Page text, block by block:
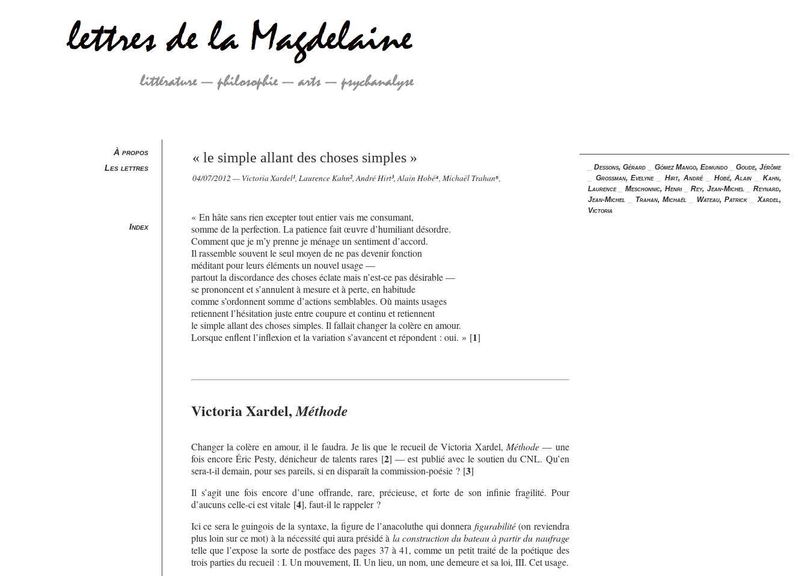
À propos
Les lettres
Index
« le simple allant des choses simples »
04/07/2012 — Victoria Xardel¹, Laurence Kahn², André Hirt³, Alain Hobé⁴ , Michaël Trahan⁵
« En hâte sans rien excepter tout entier vais me consumant,
somme de la perfection. La patience fait œuvre d’humiliant désordre.
Comment que je m’y prenne je ménage un sentiment d’accord.
Il rassemble souvent le seul moyen de ne pas devenir fonction
méditant pour leurs éléments un nouvel usage —
partout la discordance des choses éclate mais n’est-ce pas désirable —
se prononcent et s’annulent à mesure et à perte, en habitude
comme s’ordonnent somme d’actions semblables. Où maints usages
retiennent l’hésitation juste entre coupure et continu et retiennent
le simple allant des choses simples. Il fallait changer la colère en amour.
Lorsque enflent l’inflexion et la variation s’avancent et répondent : oui. » [1]
Victoria Xardel,Méthode
Changer la colère en amour, il le faudra. Je lis que le recueil de Victoria Xardel, Méthode — une
fois encore Éric Pesty, dénicheur de talents rares[2] — est publié avec le soutien du CNL. Qu’en
sera-t-il demain, pour ses pareils, si en disparaît la commission-poésie ?[3]
Il s’agit une fois encore d’une offrande, rare, précieuse, et forte de son infinie fragilité. Pour
d’aucuns celle-ci est vitale[4], faut-il le rappeler ?
Ici ce sera le guingois de la syntaxe, la figure de l’anacoluthe qui donnera figurabilité(on reviendra
plus loin sur ce mot) à la nécessité qui aura présidé à la construction du bateau à partir du naufrage
telle que l’expose la sorte de postface des pages 37 à 41, comme un petit traité de la poétique des
trois parties du recueil : I. Un mouvement, II. Un lieu, un nom, une demeure et sa loi, III. Cet usage.
_Dessons, Gérard Gómez Mango, Edmundo _Goude, Jérôme
Grossman, Evelyne_Hirt, André_ Hobé, Alain _Kahn,
Laurence_Meschonnic, Henri_Rey, Jean-Michel_Reynard,
Jean-Michel_ Trahan, Michaël_ Wateau, Patrick _Xardel,
Victoria